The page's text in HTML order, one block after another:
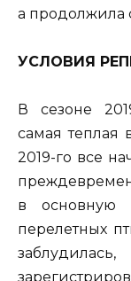
а продолжила
УСЛОВИЯ
В сезоне
самая теплая
2019-го все
в основную
перелетных